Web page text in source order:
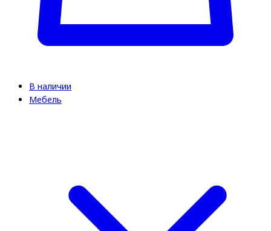
В наличии
Мебель